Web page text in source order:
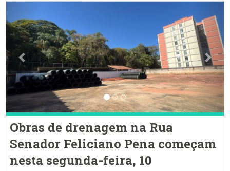
Obras de drenagem na Rua
Senador Feliciano Pena começam
nesta segunda-feira, 10